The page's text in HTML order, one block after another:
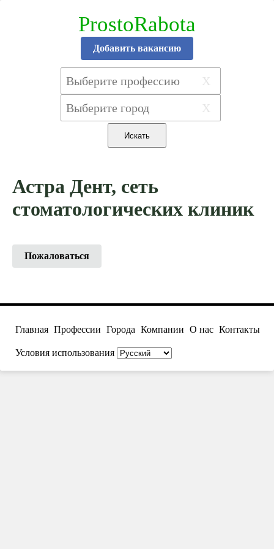
ProstoRabota
Добавить вакансию
X
X
Астра Дент, сеть
стоматологических клиник
Пожаловаться
Главная Профессии Города Компании О нас Контакты
Условия использования